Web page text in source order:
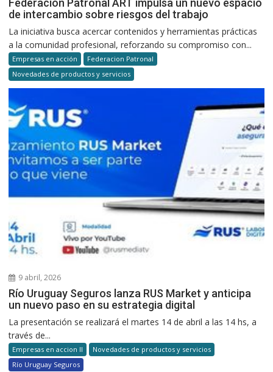
Federación Patronal ART impulsa un nuevo espacio
de intercambio sobre riesgos del trabajo
La iniciativa busca acercar contenidos y herramientas prácticas
a la comunidad profesional, reforzando su compromiso con...
Empresas en acción
Federacion Patronal
Novedades de productos y servicios
9 abril, 2026
Río Uruguay Seguros lanza RUS Market y anticipa
un nuevo paso en su estrategia digital
La presentación se realizará el martes 14 de abril a las 14 hs, a
través de...
Empresas en accion II
Novedades de productos y servicios
Río Uruguay Seguros